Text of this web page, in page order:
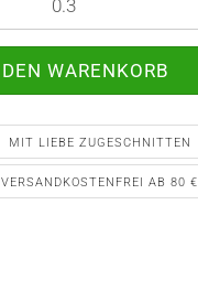
MIT LIEBE ZUGESCHNITTEN
VERSANDKOSTENFREI AB 80 €